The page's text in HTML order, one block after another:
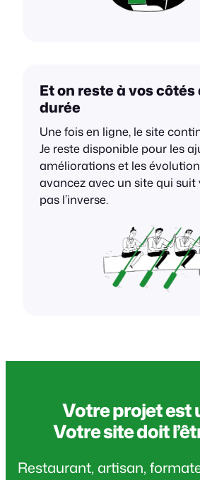
Et on reste à vos côtés
durée
Une fois en ligne, le site
Je reste disponible pour les
améliorations et les
avancez avec un site qui suit
pas l’inverse.
Votre projet est
Votre site doit
Restaurant, artisan,